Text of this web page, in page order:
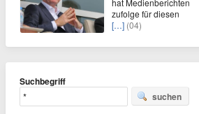
hat Medienberichten
zufolge für diesen
[…] (04)
Suchbegriff
suchen